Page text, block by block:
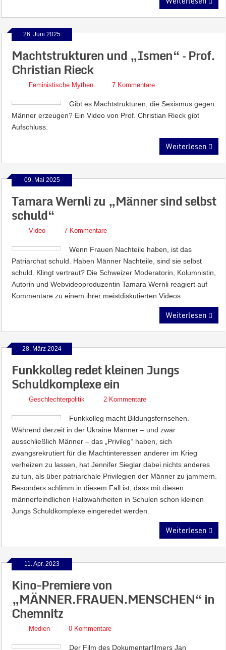
26. Juni 2025
Machtstrukturen und „Ismen“ – Prof.
Christian Rieck
Feministische Mythen 7 Kommentare
Gibt es Machtstrukturen, die Sexismus gegen
Männer erzeugen? Ein Video von Prof. Christian Rieck gibt
Aufschluss.
Weiterlesen
09. Mai 2025
Tamara Wernli zu „Männer sind selbst
schuld“
Video 7 Kommentare
Wenn Frauen Nachteile haben, ist das
Patriarchat schuld. Haben Männer Nachteile, sind sie selbst
schuld. Klingt vertraut? Die Schweizer Moderatorin, Kolumnistin,
Autorin und Webvideoproduzentin Tamara Wernli reagiert auf
Kommentare zu einem ihrer meistdiskutierten Videos.
Weiterlesen
28. März 2024
Funkkolleg redet kleinen Jungs
Schuldkomplexe ein
Geschlechterpolitik 2 Kommentare
Funkkolleg macht Bildungsfernsehen.
Während derzeit in der Ukraine Männer – und zwar
ausschließlich Männer – das „Privileg“ haben, sich
zwangsrekrutiert für die Machtinteressen anderer im Krieg
verheizen zu lassen, hat Jennifer Sieglar dabei nichts anderes
zu tun, als über patriarchale Privilegien der Männer zu jammern.
Besonders schlimm in diesem Fall ist, dass mit diesen
männerfeindlichen Halbwahrheiten in Schulen schon kleinen
Jungs Schuldkomplexe eingeredet werden.
Weiterlesen
11. Apr. 2023
Kino-Premiere von
„MÄNNER.FRAUEN.MENSCHEN“ in
Chemnitz
Medien 0 Kommentare
Der Film des Dokumentarfilmers Jan